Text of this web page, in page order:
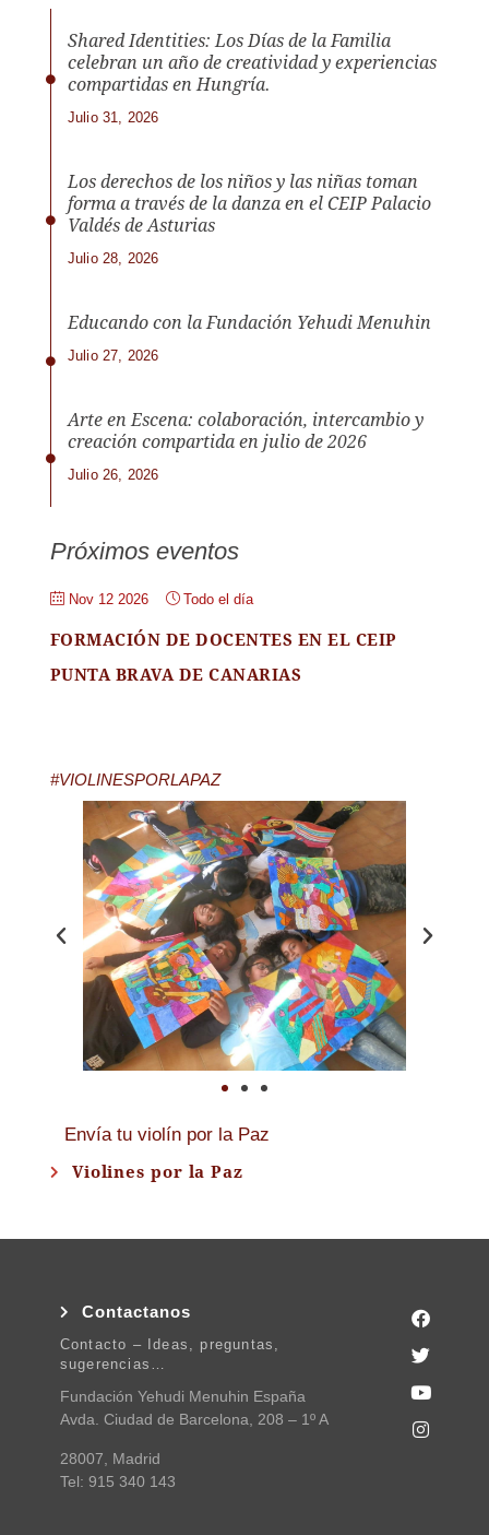
Shared Identities: Los Días de la Familia
celebran un año de creatividad y experiencias
compartidas en Hungría.
Julio 31, 2026
Los derechos de los niños y las niñas toman
forma a través de la danza en el CEIP Palacio
Valdés de Asturias
Julio 28, 2026
Educando con la Fundación Yehudi Menuhin
Julio 27, 2026
Arte en Escena: colaboración, intercambio y
creación compartida en julio de 2026
Julio 26, 2026
Próximos eventos
Nov 12 2026 Todo el día
FORMACIÓN DE DOCENTES EN EL CEIP
PUNTA BRAVA DE CANARIAS
#VIOLINESPORLAPAZ
Envía tu violín por la Paz
Violines por la Paz
Contactanos
Contacto – Ideas, preguntas,
sugerencias…
Fundación Yehudi Menuhin España
Avda. Ciudad de Barcelona, 208 – 1º A
28007, Madrid
Tel: 915 340 143